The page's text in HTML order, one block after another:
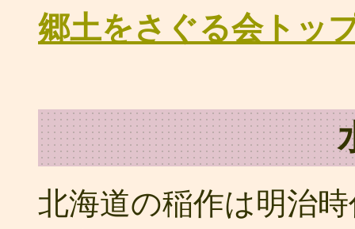
郷土をさぐる会トッ
北海道の稲作は明治